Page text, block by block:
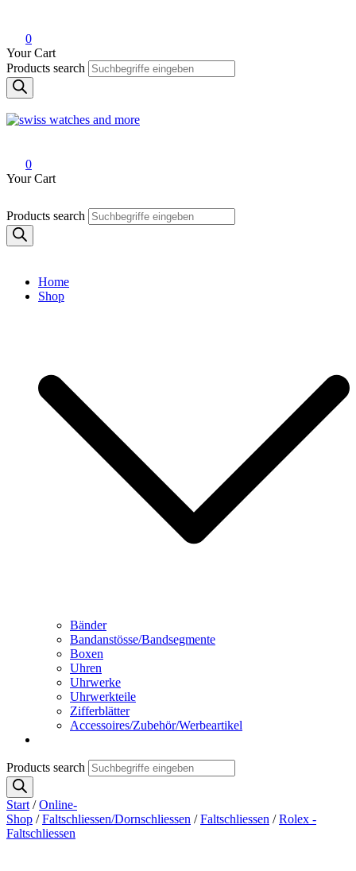
0
Your Cart
Products search
0
Your Cart
Products search
Home
Shop
Bänder
Bandanstösse/Bandsegmente
Boxen
Uhren
Uhrwerke
Uhrwerkteile
Zifferblätter
Accessoires/Zubehör/Werbeartikel
Products search
Start /Online-
Shop /Faltschliessen/Dornschliessen /Faltschliessen /Rolex -
Faltschliessen